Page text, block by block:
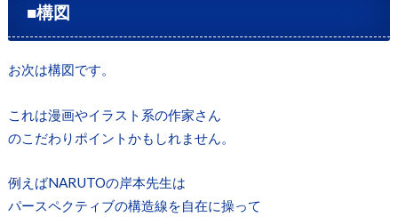
■構図
お次は構図です。
これは漫画やイラスト系の作家さん
のこだわりポイントかもしれません。
例えばNARUTOの岸本先生は
パースペクティブの構造線を自在に操って